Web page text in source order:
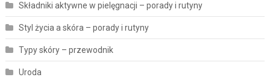
Składniki aktywne w pielęgnacji – porady i rutyny
Styl życia a skóra – porady i rutyny
Typy skóry – przewodnik
Uroda